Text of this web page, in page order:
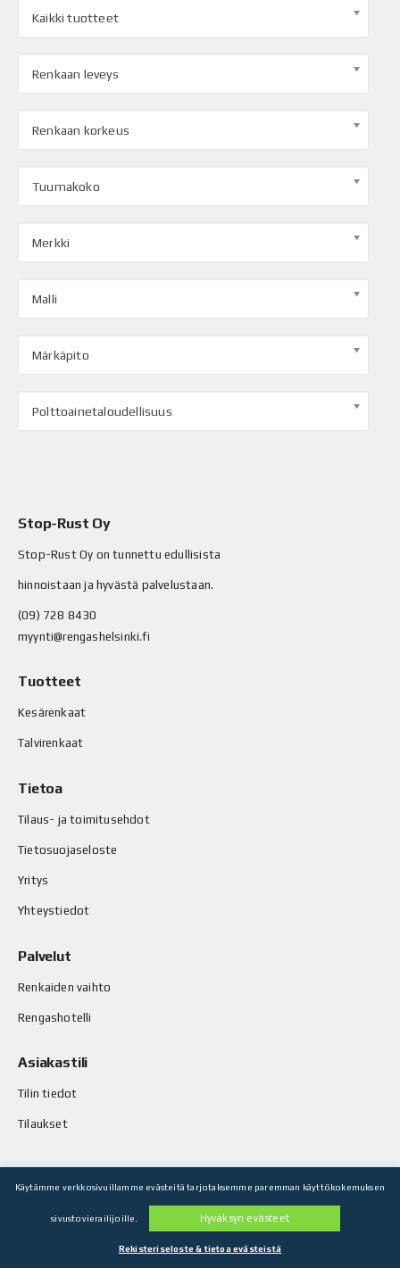
Kaikki tuotteet
Renkaan leveys
Renkaan korkeus
Tuumakoko
Merkki
Malli
Märkäpito
Polttoainetaloudellisuus
Stop-Rust Oy
Stop-Rust Oy on tunnettu edullisista
hinnoistaan ja hyvästä palvelustaan.
(09) 728 8430
myynti@rengashelsinki.fi
Tuotteet
Kesärenkaat
Talvirenkaat
Tietoa
Tilaus- ja toimitusehdot
Tietosuojaseloste
Yritys
Yhteystiedot
Palvelut
Renkaiden vaihto
Rengashotelli
Asiakastili
Tilin tiedot
Tilaukset
© Stop-Rust Oy. Kaikki oikeudet pidätetään.
Käytämme verkkosivuillamme evästeitä tarjotaksemme paremman käyttökokemuksen
sivustovierailijoille. Hyväksyn evästeet
Rekisteriseloste & tietoa evästeistä